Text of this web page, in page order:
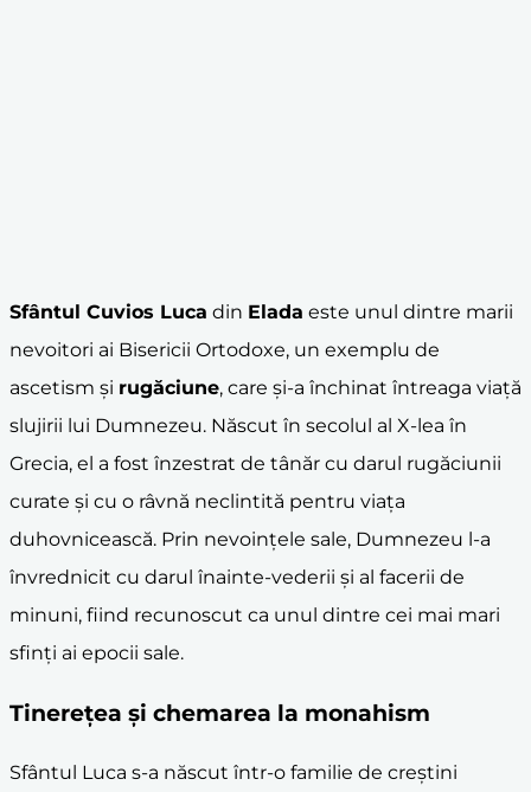
Sfântul Cuvios Luca din Elada este unul dintre marii
nevoitori ai Bisericii Ortodoxe, un exemplu de
ascetism și rugăciune, care și-a închinat întreaga viață
slujirii lui Dumnezeu. Născut în secolul al X-lea în
Grecia, el a fost înzestrat de tânăr cu darul rugăciunii
curate și cu o râvnă neclintită pentru viața
duhovnicească. Prin nevoințele sale, Dumnezeu l-a
învrednicit cu darul înainte-vederii și al facerii de
minuni, fiind recunoscut ca unul dintre cei mai mari
sfinți ai epocii sale.
Tinerețea și chemarea la monahism
Sfântul Luca s-a născut într-o familie de creștini